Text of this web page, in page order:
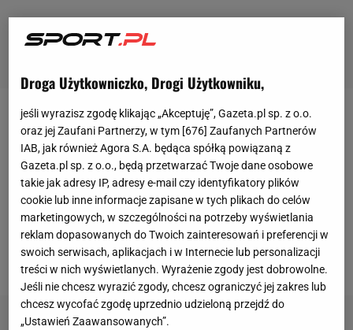
Polski Związek Bokserski niedawno poinformował o
wyjściu z IBA i dołączeniu do nowej organizacji
World Boxing. Decyzja ta była podyktowana chęcią
utrzymania tej dyscyplinysportuw programie
igrzysk olimpijskich. Aktualnie boks jest wyrzucony
przez MKOl z programu IO w Los Angeles, ale
niewykluczone, że powróci.
Droga Użytkowniczko, Drogi Użytkowniku,
jeśli wyrazisz zgodę klikając „Akceptuję”, Gazeta.pl sp. z o.o.
oraz jej Zaufani Partnerzy, w tym [676] Zaufanych Partnerów
IAB, jak również Agora S.A. będąca spółką powiązaną z
Gazeta.pl sp. z o.o., będą przetwarzać Twoje dane osobowe
takie jak adresy IP, adresy e-mail czy identyfikatory plików
cookie lub inne informacje zapisane w tych plikach do celów
marketingowych, w szczególności na potrzeby wyświetlania
reklam dopasowanych do Twoich zainteresowań i preferencji w
swoich serwisach, aplikacjach i w Internecie lub personalizacji
treści w nich wyświetlanych. Wyrażenie zgody jest dobrowolne.
Jeśli nie chcesz wyrazić zgody, chcesz ograniczyć jej zakres lub
chcesz wycofać zgodę uprzednio udzieloną przejdź do
„Ustawień Zaawansowanych”.